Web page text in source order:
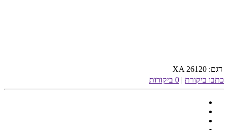
דגם: XA 26120
כתבו ביקורת | 0 ביקורות